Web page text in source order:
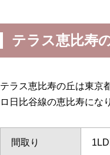
テラス恵比寿
テラス恵比寿の丘は東京
ロ日比谷線の恵比寿にな
間取り